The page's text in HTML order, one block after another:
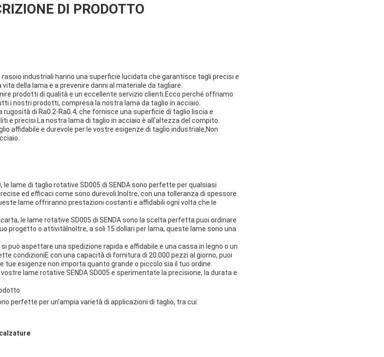
DI PRODOTTO
industriali hanno una superficie lucidata che garantisce tagli precisi e
della lama e a prevenire danni al materiale da tagliare.
prodotti di qualità e un eccellente servizio clienti.Ecco perché offriamo
i nostri prodotti, compresa la nostra lama da taglio in acciaio.
di Ra0.2-Ra0.4, che fornisce una superficie di taglio liscia e
e precisi.La nostra lama di taglio in acciaio è all'altezza del compito.
affidabile e durevole per le vostre esigenze di taglio industriale,Non
le lame di taglio rotative SD005 di SENDA sono perfette per qualsiasi
ed efficaci come sono durevoli.Inoltre, con una tolleranza di spessore
lame offriranno prestazioni costanti e affidabili ogni volta che le
le lame rotative SD005 di SENDA sono la scelta perfetta.puoi ordinare
progetto o attivitàInoltre, a soli 15 dollari per lama, queste lame sono una
si può aspettare una spedizione rapida e affidabile.e una cassa in legno o un
condizioniE con una capacità di fornitura di 20.000 pezzi al giorno, puoi
tue esigenze non importa quanto grande o piccolo sia il tuo ordine.
lame rotative SENDA SD005 e sperimentate la precisione, la durata e
perfette per un'ampia varietà di applicazioni di taglio, tra cui: